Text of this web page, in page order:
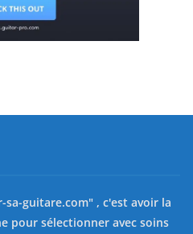
sa-guitare.com" , c'est avoir la
pour sélectionner avec soins